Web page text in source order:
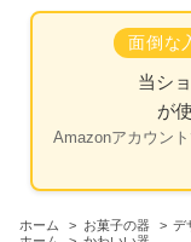
面倒な
当シ
が
Amazonアカウン
ホーム > お菓子の器 > デ